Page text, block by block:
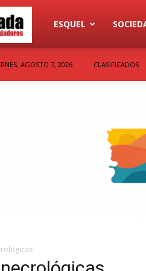
Diario
ESQUEL
AGOSTO 7, 2026 CLASIFICADOS